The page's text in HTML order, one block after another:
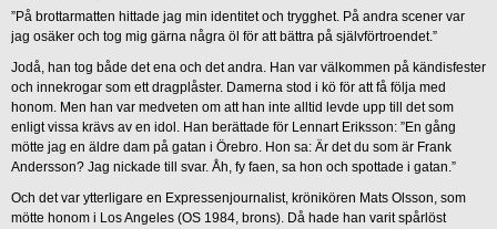
”På brottarmatten hittade jag min identitet och trygghet. På andra scener var
jag osäker och tog mig gärna några öl för att bättra på självförtroendet.”
Jodå, han tog både det ena och det andra. Han var välkommen på kändisfester
och innekrogar som ett dragplåster. Damerna stod i kö för att få följa med
honom. Men han var medveten om att han inte alltid levde upp till det som
enligt vissa krävs av en idol. Han berättade för Lennart Eriksson: ”En gång
mötte jag en äldre dam på gatan i Örebro. Hon sa: Är det du som är Frank
Andersson? Jag nickade till svar. Åh, fy faen, sa hon och spottade i gatan.”
Och det var ytterligare en Expressenjournalist, krönikören Mats Olsson, som
mötte honom i Los Angeles (OS 1984, brons). Då hade han varit spårlöst